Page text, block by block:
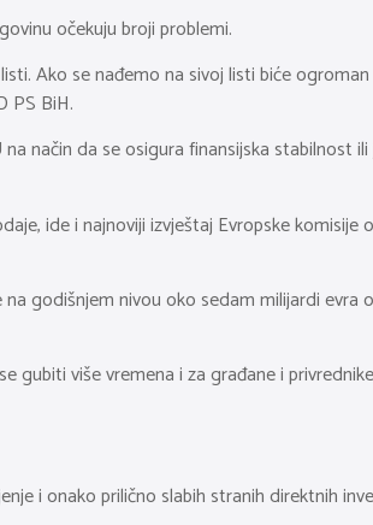
očekuju broji problemi.
Ako se nađemo na sivoj listi biće
PS BiH.
način da se osigura finansijska stabilnost
ide i najnoviji izvještaj Evropske komisije
godišnjem nivou oko sedam milijardi evra
više vremena i za građane i
i onako prilično slabih stranih direktnih